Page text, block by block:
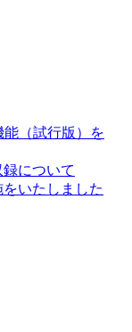
能（試行版）を
録について
いたしました